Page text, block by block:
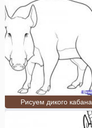
Рисуем дикого кабана